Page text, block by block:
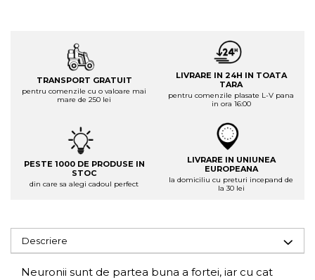
TRANSPORT GRATUIT
pentru comenzile cu o valoare mai
mare de 250 lei
LIVRARE IN 24H IN TOATA
TARA
pentru comenzile plasate L-V pana
in ora 16:00
PESTE 1000 DE PRODUSE IN
STOC
din care sa alegi cadoul perfect
LIVRARE IN UNIUNEA
EUROPEANA
la domiciliu cu preturi incepand de
la 30 lei
Descriere
Neuronii sunt de partea buna a fortei, iar cu cat